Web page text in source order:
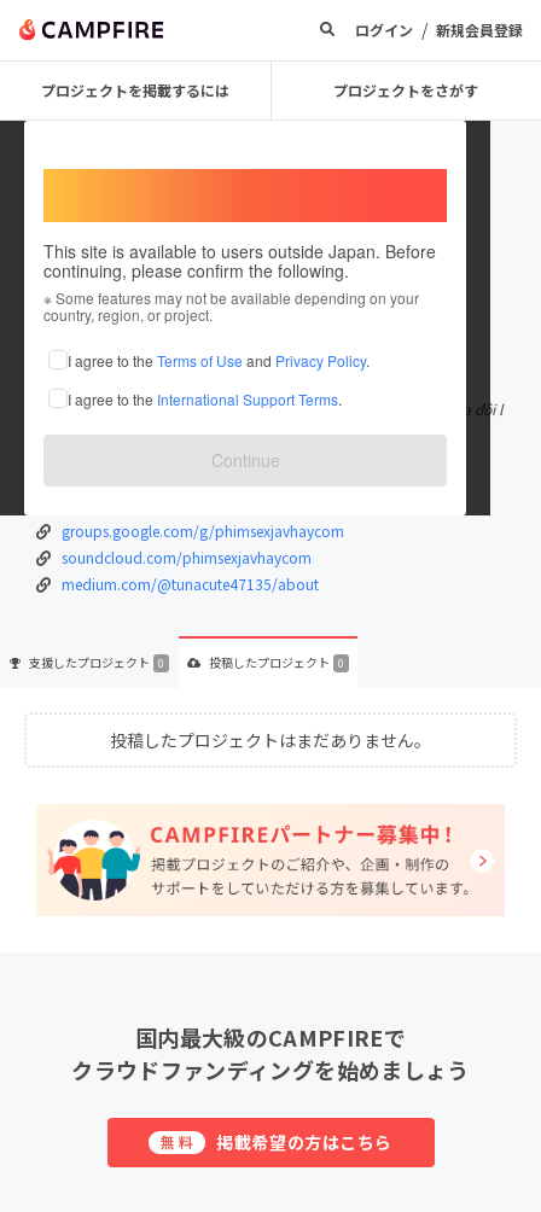
ログイン / 新規会員登録
プロジェクトを掲載するには プロジェクトをさがす
This site is available to users outside Japan. Before
continuing, please confirm the following.
※ Some features may not be available depending on your
country, region, or project.
I agree to the Terms of Use and Privacy Policy.
I agree to the International Support Terms.
Continue
phimsexjavhaycom
在住国：日本
出身国：日本
Những thước phim nóng bỏng thúc đẩy tình cảm và hứng thú của đôi l
ứa. Mặc dù có rất nhiều もっと見る
groups.google.com/g/phimsexjavhaycom
soundcloud.com/phimsexjavhaycom
medium.com/@tunacute47135/about
支援したプロジェクト 0 投稿したプロジェクト 0
投稿したプロジェクトはまだありません。
国内最大級のCAMPFIREで
クラウドファンディングを始めましょう
無料 掲載希望の方はこちら